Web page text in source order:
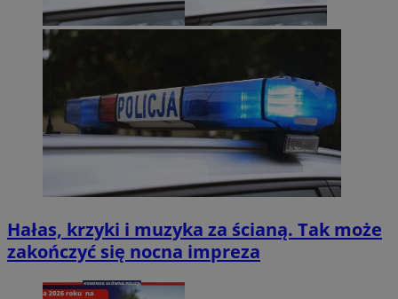
Hałas, krzyki i muzyka za ścianą. Tak może
zakończyć się nocna impreza